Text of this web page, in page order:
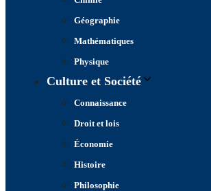
Géographie
Mathématiques
Physique
Culture et Société
Connaissance
Droit et lois
Économie
Histoire
Philosophie